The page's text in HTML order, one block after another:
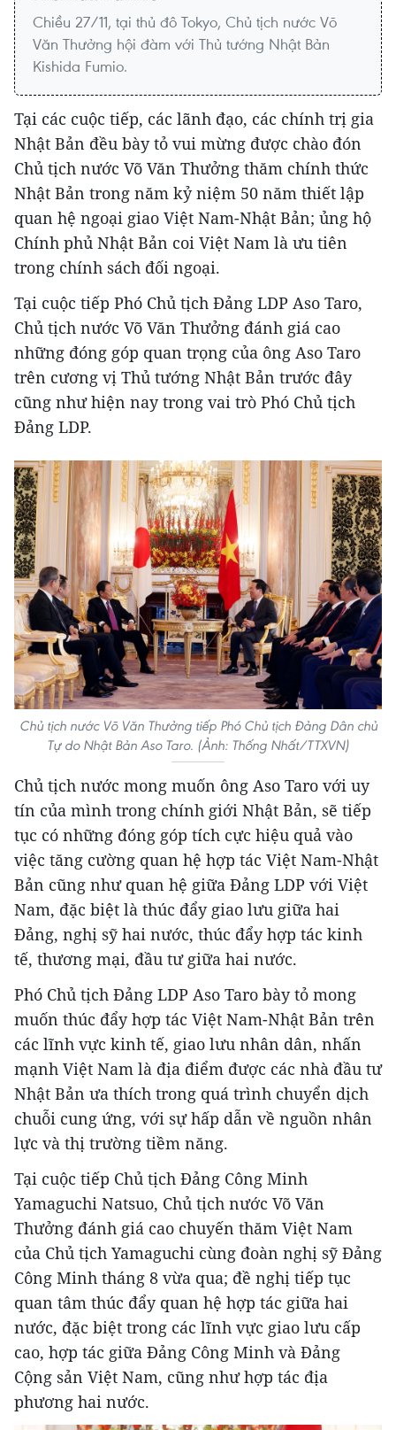
Chiều 27/11, tại thủ đô Tokyo, Chủ tịch nước Võ
Văn Thưởng hội đàm với Thủ tướng Nhật Bản
Kishida Fumio.
Tại các cuộc tiếp, các lãnh đạo, các chính trị gia
Nhật Bản đều bày tỏ vui mừng được chào đón
Chủ tịch nước Võ Văn Thưởng thăm chính thức
Nhật Bản trong năm kỷ niệm 50 năm thiết lập
quan hệ ngoại giao Việt Nam-Nhật Bản; ủng hộ
Chính phủ Nhật Bản coi Việt Nam là ưu tiên
trong chính sách đối ngoại.
Tại cuộc tiếp Phó Chủ tịch Đảng LDP Aso Taro,
Chủ tịch nước Võ Văn Thưởng đánh giá cao
những đóng góp quan trọng của ông Aso Taro
trên cương vị Thủ tướng Nhật Bản trước đây
cũng như hiện nay trong vai trò Phó Chủ tịch
Đảng LDP.
Chủ tịch nước Võ Văn Thưởng tiếp Phó Chủ tịch Đảng Dân chủ
Tự do Nhật Bản Aso Taro. (Ảnh: Thống Nhất/TTXVN)
Chủ tịch nước mong muốn ông Aso Taro với uy
tín của mình trong chính giới Nhật Bản, sẽ tiếp
tục có những đóng góp tích cực hiệu quả vào
việc tăng cường quan hệ hợp tác Việt Nam-Nhật
Bản cũng như quan hệ giữa Đảng LDP với Việt
Nam, đặc biệt là thúc đẩy giao lưu giữa hai
Đảng, nghị sỹ hai nước, thúc đẩy hợp tác kinh
tế, thương mại, đầu tư giữa hai nước.
Phó Chủ tịch Đảng LDP Aso Taro bày tỏ mong
muốn thúc đẩy hợp tác Việt Nam-Nhật Bản trên
các lĩnh vực kinh tế, giao lưu nhân dân, nhấn
mạnh Việt Nam là địa điểm được các nhà đầu tư
Nhật Bản ưa thích trong quá trình chuyển dịch
chuỗi cung ứng, với sự hấp dẫn về nguồn nhân
lực và thị trường tiềm năng.
Tại cuộc tiếp Chủ tịch Đảng Công Minh
Yamaguchi Natsuo, Chủ tịch nước Võ Văn
Thưởng đánh giá cao chuyến thăm Việt Nam
của Chủ tịch Yamaguchi cùng đoàn nghị sỹ Đảng
Công Minh tháng 8 vừa qua; đề nghị tiếp tục
quan tâm thúc đẩy quan hệ hợp tác giữa hai
nước, đặc biệt trong các lĩnh vực giao lưu cấp
cao, hợp tác giữa Đảng Công Minh và Đảng
Cộng sản Việt Nam, cũng như hợp tác địa
phương hai nước.